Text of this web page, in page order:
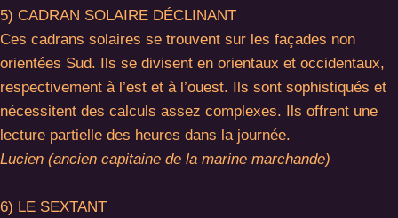
5) CADRAN SOLAIRE DÉCLINANT
Ces cadrans solaires se trouvent sur les façades non
orientées Sud. Ils se divisent en orientaux et occidentaux,
respectivement à l’est et à l’ouest. Ils sont sophistiqués et
nécessitent des calculs assez complexes. Ils offrent une
lecture partielle des heures dans la journée.
Lucien (ancien capitaine de la marine marchande)
6) LE SEXTANT